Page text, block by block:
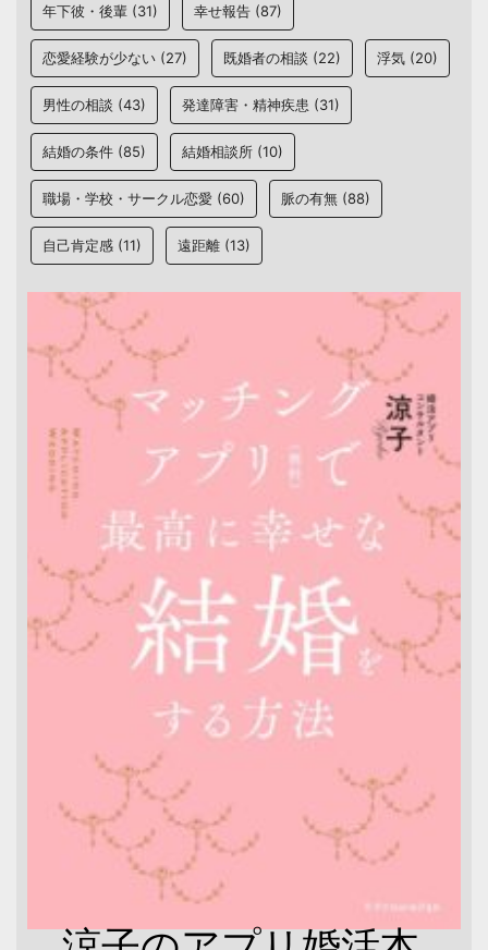
年下彼・後輩 (31) 幸せ報告 (87)
恋愛経験が少ない (27) 既婚者の相談 (22) 浮気 (20)
男性の相談 (43) 発達障害・精神疾患 (31)
結婚の条件 (85) 結婚相談所 (10)
職場・学校・サークル恋愛 (60) 脈の有無 (88)
自己肯定感 (11) 遠距離 (13)